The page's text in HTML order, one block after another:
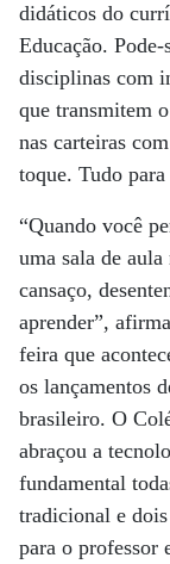
didáticos do
Educação.
disciplinas com
que transmitem
nas carteiras
toque. Tudo
“Quando você
uma sala de
cansaço,
aprender”,
feira que
os lançamentos
brasileiro. O
abraçou a
fundamental
tradicional e
para o professor